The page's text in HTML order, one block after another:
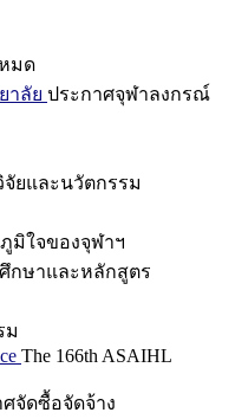
มด
าลัย ประกาศจุฬาลงกรณ์
จัยและนวัตกรรม
มิใจของจุฬาฯ
กษาและหลักสูตร
ม
The 166th ASAIHL
จัดซื้อจัดจ้าง